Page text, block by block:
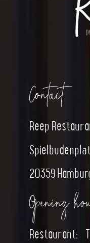
Contact
Reep
20359
Opening
Restaurant: